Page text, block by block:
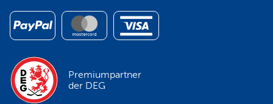
Premiumpartner
der DEG